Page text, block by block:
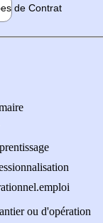
de Contrat
ou d'opération